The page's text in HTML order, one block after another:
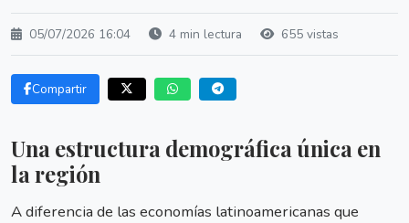
05/07/2026 16:04 4 min lectura 655 vistas
Compartir
Una estructura demográfica única en
la región
A diferencia de las economías latinoamericanas que